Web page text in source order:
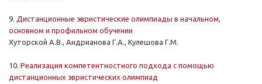
9. Дистанционные эвристические олимпиады в начальном,
основном и профильном обучении
Хуторской А.В., Андрианова Г.А., Кулешова Г.М.
10. Реализация компетентностного подхода с помощью
дистанционных эвристических олимпиад